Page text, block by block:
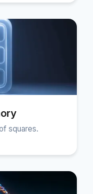
squares.